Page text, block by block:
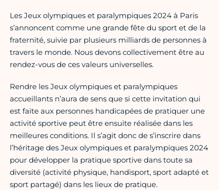
Les Jeux olympiques et paralympiques 2024 à Paris
s’annoncent comme une grande fête du sport et de la
fraternité, suivie par plusieurs milliards de personnes à
travers le monde. Nous devons collectivement être au
rendez-vous de ces valeurs universelles.
Rendre les Jeux olympiques et paralympiques
accueillants n’aura de sens que si cette invitation qui
est faite aux personnes handicapées de pratiquer une
activité sportive peut être ensuite réalisée dans les
meilleures conditions. Il s’agit donc de s’inscrire dans
l’héritage des Jeux olympiques et paralympiques 2024
pour développer la pratique sportive dans toute sa
diversité (activité physique, handisport, sport adapté et
sport partagé) dans les lieux de pratique.